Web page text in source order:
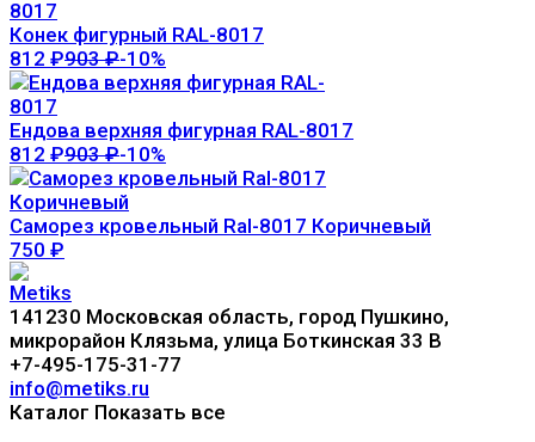
Конек фигурный RAL-8017
812 ₽903₽-10%
Ендова верхняя фигурная RAL-8017
812 ₽903₽-10%
Саморез кровельный Ral-8017 Коричневый
750 ₽
141230 Московская область, город Пушкино,
микрорайон Клязьма, улица Боткинская 33 В
+7-495-175-31-77
info@metiks.ru
Каталог Показать все